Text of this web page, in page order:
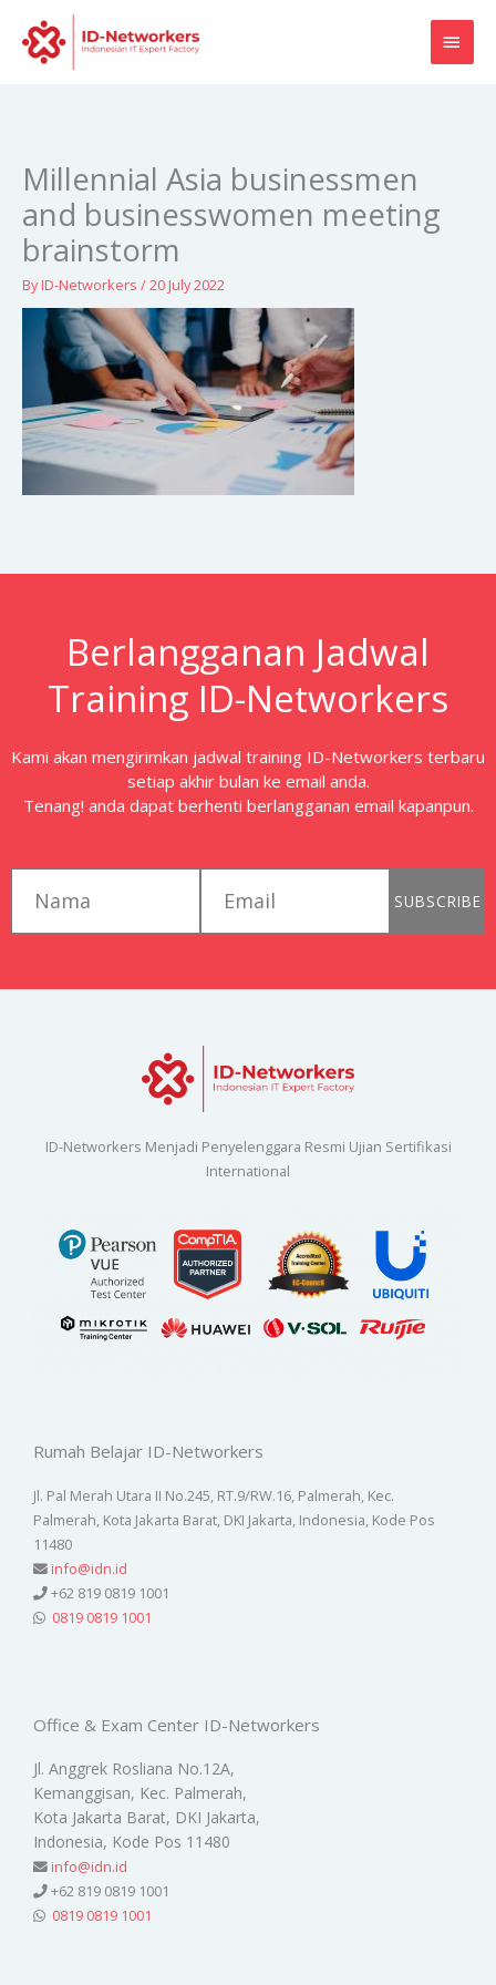
content
Millennial Asia businessmen
and businesswomen meeting
brainstorm
ByID-Networkers /20 July 2022
Berlangganan Jadwal
Training ID-Networkers
Kami akan mengirimkan jadwal training ID-Networkers terbaru
setiap akhir bulan ke email anda.
Tenang! anda dapat berhenti berlangganan email kapanpun.
SUBSCRIBE
ID-Networkers Menjadi Penyelenggara Resmi Ujian Sertifikasi
International
Rumah Belajar ID-Networkers
Jl. Pal Merah Utara II No.245, RT.9/RW.16, Palmerah, Kec.
Palmerah, Kota Jakarta Barat, DKI Jakarta, Indonesia, Kode Pos
11480
info@idn.id
+62 819 0819 1001
0819 0819 1001
Office & Exam Center ID-Networkers
Jl. Anggrek Rosliana No.12A,
Kemanggisan, Kec. Palmerah,
Kota Jakarta Barat, DKI Jakarta,
Indonesia, Kode Pos 11480
info@idn.id
+62 819 0819 1001
0819 0819 1001